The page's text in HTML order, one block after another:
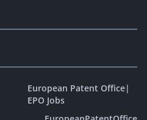
European Patent Office|
EPO Jobs